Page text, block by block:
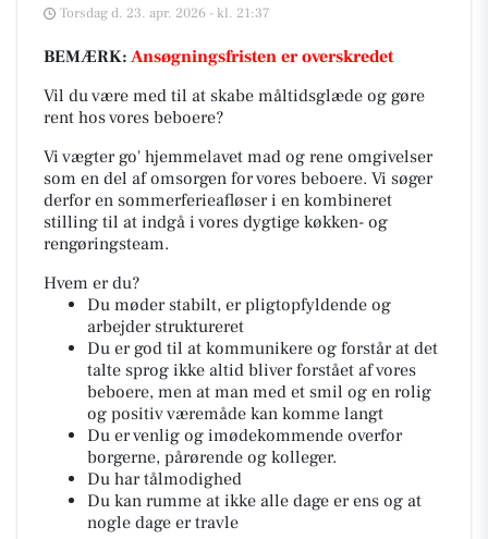
Torsdag d. 23. apr. 2026 - kl. 21:37
BEMÆRK: Ansøgningsfristen er overskredet
Vil du være med til at skabe måltidsglæde og gøre
rent hos vores beboere?
Vi vægter go' hjemmelavet mad og rene omgivelser
som en del af omsorgen for vores beboere. Vi søger
derfor en sommerferieafløser i en kombineret
stilling til at indgå i vores dygtige køkken- og
rengøringsteam.
Hvem er du?
Du møder stabilt, er pligtopfyldende og
arbejder struktureret
Du er god til at kommunikere og forstår at det
talte sprog ikke altid bliver forstået af vores
beboere, men at man med et smil og en rolig
og positiv væremåde kan komme langt
Du er venlig og imødekommende overfor
borgerne, pårørende og kolleger.
Du har tålmodighed
Du kan rumme at ikke alle dage er ens og at
nogle dage er travle